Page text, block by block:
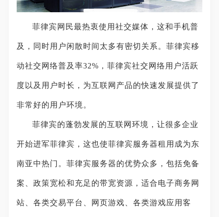
菲律宾网民最热衷使用社交媒体，这和手机普
及，同时用户闲散时间太多有密切关系。菲律宾移
动社交网络普及率32%，菲律宾社交网络用户活跃
度以及用户时长，为互联网产品的快速发展提供了
非常好的用户环境。
菲律宾的蓬勃发展的互联网环境，让很多企业
开始进军菲律宾，这也使菲律宾服务器租用成为东
南亚中热门。菲律宾服务器的优势众多，包括免备
案、政策宽松和充足的带宽资源，适合电子商务网
站、各类交易平台、网页游戏、各类游戏应用客